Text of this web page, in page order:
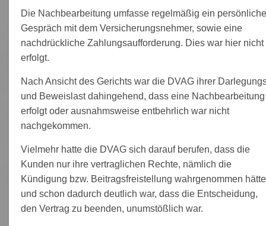
Die Nachbearbeitung umfasse regelmäßig ein
Gespräch mit dem Versicherungsnehmer, sowie eine
nachdrückliche Zahlungsaufforderung. Dies war hier nicht
erfolgt.
Nach Ansicht des Gerichts war die DVAG ihrer
und Beweislast dahingehend, dass eine Nachbearbeitung
erfolgt oder ausnahmsweise entbehrlich war nicht
nachgekommen.
Vielmehr hatte die DVAG sich darauf berufen, dass die
Kunden nur ihre vertraglichen Rechte, nämlich die
Kündigung bzw. Beitragsfreistellung wahrgenommen
und schon dadurch deutlich war, dass die Entscheidung,
den Vertrag zu beenden, unumstößlich war.